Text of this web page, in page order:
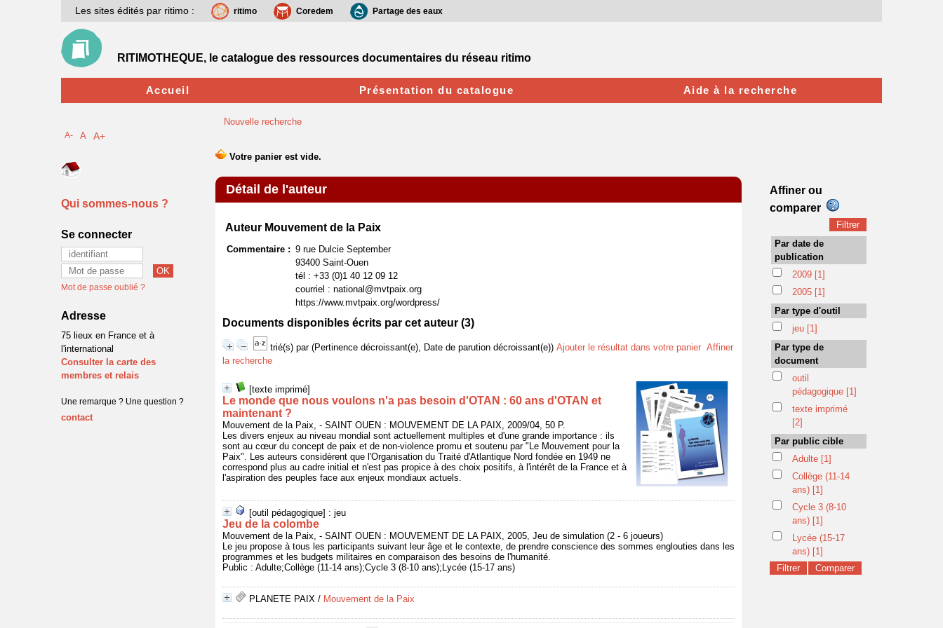
Nouvelle recherche
Détail de l'auteur
Auteur Mouvement de la Paix
Commentaire : 9 rue Dulcie September
93400 Saint-Ouen
tél : +33 (0)1 40 12 09 12
courriel : national@mvtpaix.org
https://www.mvtpaix.org/wordpress/
Documents disponibles écrits par cet auteur (3)
trié(s) par (Pertinence décroissant(e), Date de parution décroissant(e)) Ajouter le résultat dans votre panier Affiner
la recherche
[texte imprimé]
Le monde que nous voulons n'a pas besoin d'OTAN : 60 ans d'OTAN et
maintenant ?
Mouvement de la Paix, - SAINT OUEN : MOUVEMENT DE LA PAIX, 2009/04, 50 P.
Les divers enjeux au niveau mondial sont actuellement multiples et d'une grande importance : ils
sont au cœur du concept de paix et de non-violence promu et soutenu par "Le Mouvement pour la
Paix". Les auteurs considèrent que l'Organisation du Traité d'Atlantique Nord fondée en 1949 ne
correspond plus au cadre initial et n'est pas propice à des choix positifs, à l'intérêt de la France et à
l'aspiration des peuples face aux enjeux mondiaux actuels.
[outil pédagogique] : jeu
Jeu de la colombe
Mouvement de la Paix, - SAINT OUEN : MOUVEMENT DE LA PAIX, 2005, Jeu de simulation (2 - 6 joueurs)
Le jeu propose à tous les participants suivant leur âge et le contexte, de prendre conscience des sommes englouties dans les
programmes et les budgets militaires en comparaison des besoins de l'humanité.
Public : Adulte;Collège (11-14 ans);Cycle 3 (8-10 ans);Lycée (15-17 ans)
PLANETE PAIX / Mouvement de la Paix
Les sites édités par ritimo : ritimo Coredem Partage des eaux
RITIMOTHEQUE, le catalogue des ressources documentaires du réseau ritimo
Accueil Présentation du catalogue Aide à la recherche
A- A A+
Qui sommes-nous ?
Se connecter
Mot de passe oublié ?
Adresse
75 lieux en France et à
l'international
Consulter la carte des
membres et relais
Une remarque ? Une question ?
contact
Affiner ou
comparer
Par date de
publication
2009 [1]
2005 [1]
Par type d'outil
jeu [1]
Par type de
document
outil
pédagogique [1]
texte imprimé
[2]
Par public cible
Adulte [1]
Collège (11-14
ans) [1]
Cycle 3 (8-10
ans) [1]
Lycée (15-17
ans) [1]